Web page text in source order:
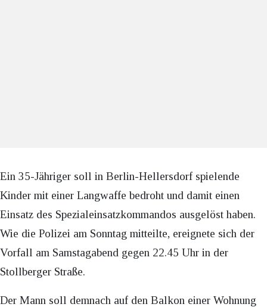
Ein 35-Jähriger soll in Berlin-Hellersdorf spielende
Kinder mit einer Langwaffe bedroht und damit einen
Einsatz des Spezialeinsatzkommandos ausgelöst haben.
Wie die Polizei am Sonntag mitteilte, ereignete sich der
Vorfall am Samstagabend gegen 22.45 Uhr in der
Stollberger Straße.
Der Mann soll demnach auf den Balkon einer Wohnung